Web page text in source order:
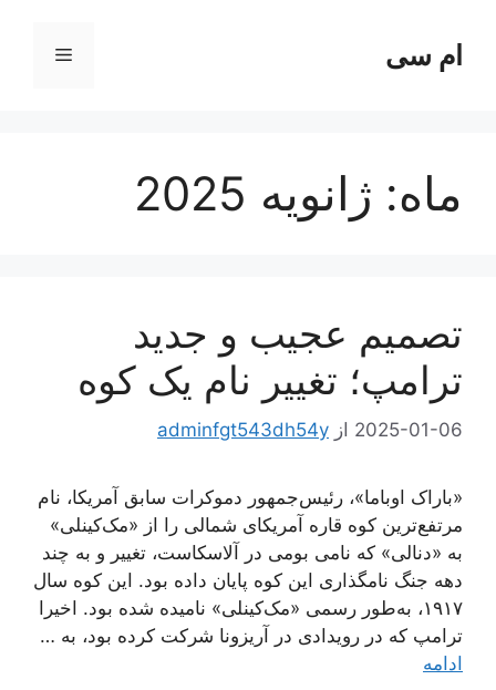
محتواام سی فهرست
ماه: ژانویه 2025
تصمیم عجیب و جدید
ترامپ؛ تغییر نام یک کوه
2025-01-06 از adminfgt543dh54y
«باراک اوباما»، رئیس‌جمهور دموکرات سابق آمریکا، نام
مرتفع‌ترین کوه قاره آمریکای شمالی را از «مک‌کینلی»
به «دنالی» که نامی بومی در آلاسکاست، تغییر و به چند
دهه جنگ نامگذاری این کوه پایان داده بود. این کوه سال
۱۹۱۷، به‌طور رسمی «مک‌کینلی» نامیده شده بود. اخیرا
ترامپ که در رویدادی در آریزونا شرکت کرده بود، به …
ادامه